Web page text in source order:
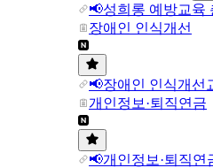
📢성희롱 예방교육
장애인 인식개선
📢장애인 인식개선
개인정보·퇴직연금
📢개인정보·퇴직연